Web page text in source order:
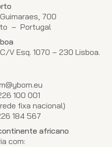
700
– Portugal
V Esq. 1070 – 230 Lisboa.
100 001
fixa nacional)
184 567
africano
com: